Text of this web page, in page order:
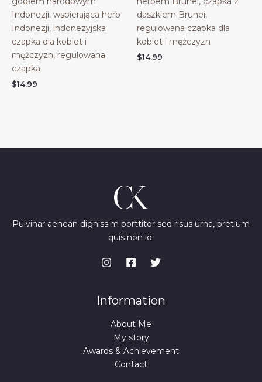
Indonezji, wspierająca herb
Indonezji, indonezyjska
czapka dla kobiet i
mężczyzn, regulowana
czapka
$14.99
daszkiem Brunei,
regulowana czapka dla
kobiet i mężczyzn
$14.99
Pulvinar aenean dignissim porttitor sed risus urna, pretium
quis non id.
Information
About Me
My story
Awards & Achievement
Contact